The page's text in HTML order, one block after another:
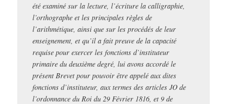
été examiné sur la lecture, l’écriture la calligraphie,
l’orthographe et les principales règles de
l’arithmétique, ainsi que sur les procédés de leur
enseignement, et qu’il a fait preuve de la capacité
requise pour exercer les fonctions d’instituteur
primaire du deuxième degré, lui avons accordé le
présent Brevet pour pouvoir être appelé aux dites
fonctions d’instituteur, aux termes des articles JO de
l’ordonnance du Roi du 29 Février 1816, et 9 de